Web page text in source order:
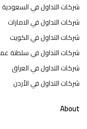
شركات التداول في السعودية
شركات التداول في الامارات
شركات التداول في الكويت
شركات التداول في سلطنة
شركات التداول في العراق
شركات التداول في الأردن
About